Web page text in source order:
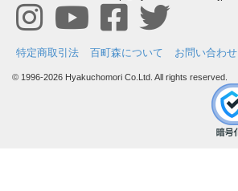
特定商取引法 百町森について お問い合わせ
© 1996-2026 Hyakuchomori Co.Ltd. All rights reserved.